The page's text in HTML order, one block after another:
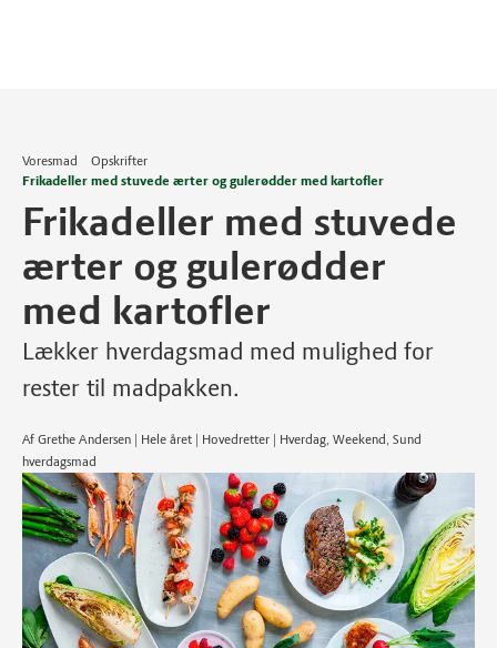
Voresmad
Opskrifter
Frikadeller med stuvede ærter og gulerødder med kartofler
Frikadeller med stuvede
ærter og gulerødder
med kartofler
Lækker hverdagsmad med mulighed for
rester til madpakken.
Af Grethe Andersen | Hele året | Hovedretter | Hverdag, Weekend, Sund
hverdagsmad